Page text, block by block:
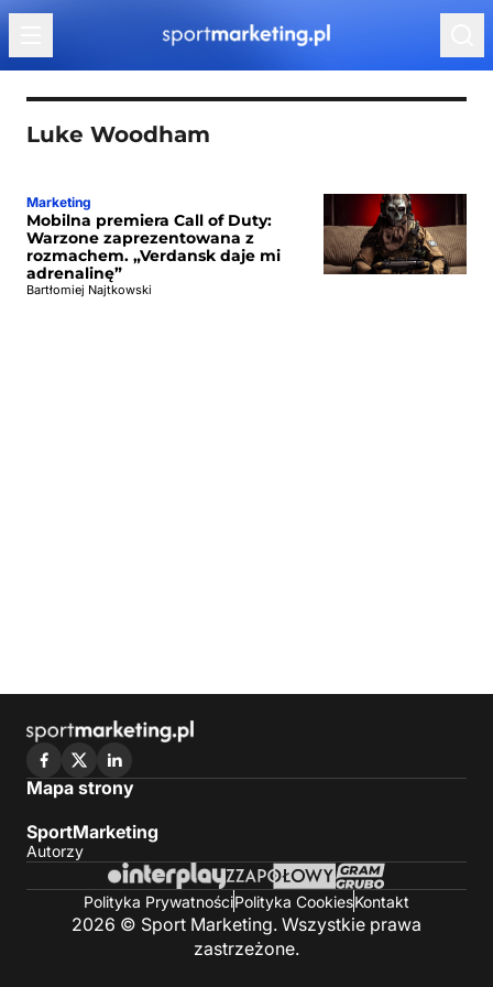
Przejdź do treści
Luke Woodham
Marketing
Mobilna premiera Call of Duty:
Warzone zaprezentowana z
rozmachem. „Verdansk daje mi
adrenalinę”
Bartłomiej Najtkowski
Mapa strony
SportMarketing
Autorzy
Polityka PrywatnościPolityka CookiesKontakt
2026 © Sport Marketing. Wszystkie prawa
zastrzeżone.